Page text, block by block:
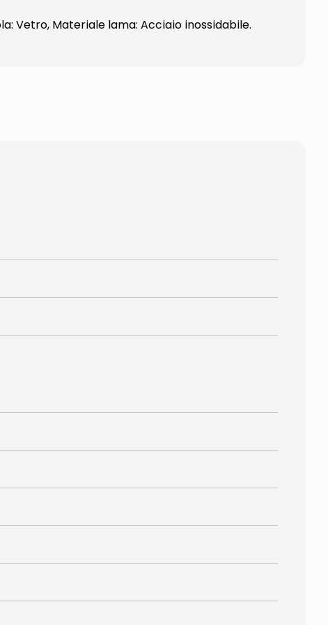
Vetro, Materiale lama: Acciaio inossidabile.